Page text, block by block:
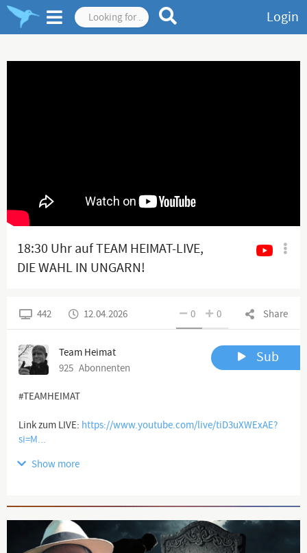
Login
18:30 Uhr auf TEAM HEIMAT-LIVE,
DIE WAHL IN UNGARN!
Share
0 0
442 12.04.2026
Team Heimat
925 Abonnenten
Sub
#TEAMHEIMAT
Link zum LIVE: https://www.youtube.com/live/tiD3uXWExAE?
si=M...
https://www.youtube.com/channel/UCflu...
Show more